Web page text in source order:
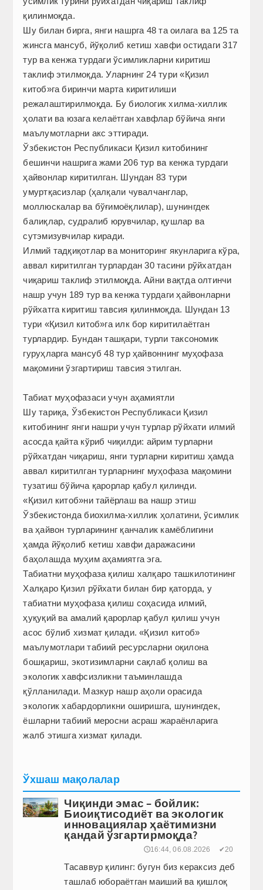
қилинмоқда.
Шу билан бирга, янги нашрга 48 та оилага ва 125 та
жинсга мансуб, йўқолиб кетиш хавфи остидаги 317
тур ва кенжа турдаги ўсимликларни киритиш
таклиф этилмоқда. Уларнинг 24 тури «Қизил
китоб»га биринчи марта киритилиши
режалаштирилмоқда. Бу биологик хилма-хиллик
ҳолати ва юзага келаётган хавфлар бўйича янги
маълумотларни акс эттиради.
Ўзбекистон Республикаси Қизил китобининг
бешинчи нашрига жами 206 тур ва кенжа турдаги
ҳайвонлар киритилган. Шундан 83 тури
умуртқасизлар (ҳалқали чувалчанглар,
моллюскалар ва бўғимоёқлилар), шунингдек
балиқлар, судралиб юрувчилар, қушлар ва
сутэмизувчилар киради.
Илмий тадқиқотлар ва мониторинг якунларига кўра,
аввал киритилган турлардан 30 тасини рўйхатдан
чиқариш таклиф этилмоқда. Айни вақтда олтинчи
нашр учун 189 тур ва кенжа турдаги ҳайвонларни
рўйхатга киритиш тавсия қилинмоқда. Шундан 13
тури «Қизил китоб»га илк бор киритилаётган
турлардир. Бундан ташқари, турли таксономик
гуруҳларга мансуб 48 тур ҳайвоннинг муҳофаза
мақомини ўзгартириш тавсия этилган.
Табиат муҳофазаси учун аҳамиятли
Шу тариқа, Ўзбекистон Республикаси Қизил
китобининг янги нашри учун турлар рўйхати илмий
асосда қайта кўриб чиқилди: айрим турларни
рўйхатдан чиқариш, янги турларни киритиш ҳамда
аввал киритилган турларнинг муҳофаза мақомини
тузатиш бўйича қарорлар қабул қилинди.
«Қизил китоб»ни тайёрлаш ва нашр этиш
Ўзбекистонда биохилма-хиллик ҳолатини, ўсимлик
ва ҳайвон турларининг қанчалик камёблигини
ҳамда йўқолиб кетиш хавфи даражасини
баҳолашда муҳим аҳамиятга эга.
Табиатни муҳофаза қилиш халқаро ташкилотининг
Халқаро Қизил рўйхати билан бир қаторда, у
табиатни муҳофаза қилиш соҳасида илмий,
ҳуқуқий ва амалий қарорлар қабул қилиш учун
асос бўлиб хизмат қилади. «Қизил китоб»
маълумотлари табиий ресурсларни оқилона
бошқариш, экотизимларни сақлаб қолиш ва
экологик хавфсизликни таъминлашда
қўлланилади. Мазкур нашр аҳоли орасида
экологик хабардорликни оширишга, шунингдек,
ёшларни табиий меросни асраш жараёнларига
жалб этишга хизмат қилади.
Ўхшаш мақолалар
Чиқинди эмас – бойлик:
Биоиқтисодиёт ва экологик
инновациялар ҳаётимизни
қандай ўзгартирмоқда?
🕔16:44, 06.08.2026 ✔20
Тасаввур қилинг: бугун биз кераксиз деб
ташлаб юбораётган маиший ва қиш­лоқ